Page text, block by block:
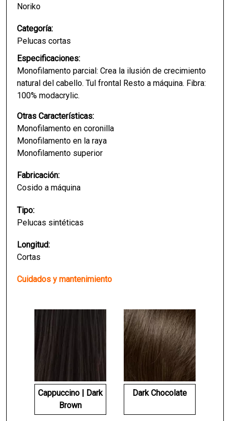
Noriko
Categoría:
Pelucas cortas
Especificaciones:
Monofilamento parcial: Crea la ilusión de crecimiento
natural del cabello. Tul frontal Resto a máquina. Fibra:
100% modacrylic.
Otras Características:
Monofilamento en coronilla
Monofilamento en la raya
Monofilamento superior
Fabricación:
Cosido a máquina
Tipo:
Pelucas sintéticas
Longitud:
Cortas
Cuidados y mantenimiento
Cappuccino | Dark
Brown
Dark Chocolate